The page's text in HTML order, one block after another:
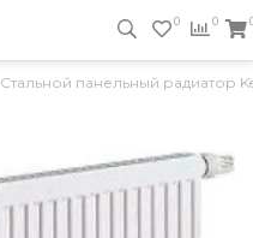
0 0
Стальной панельный радиатор